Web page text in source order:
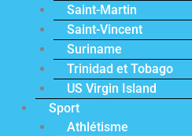
Saint-Martin
Saint-Vincent
Suriname
Trinidad et Tobago
US Virgin Island
Sport
Athlétisme